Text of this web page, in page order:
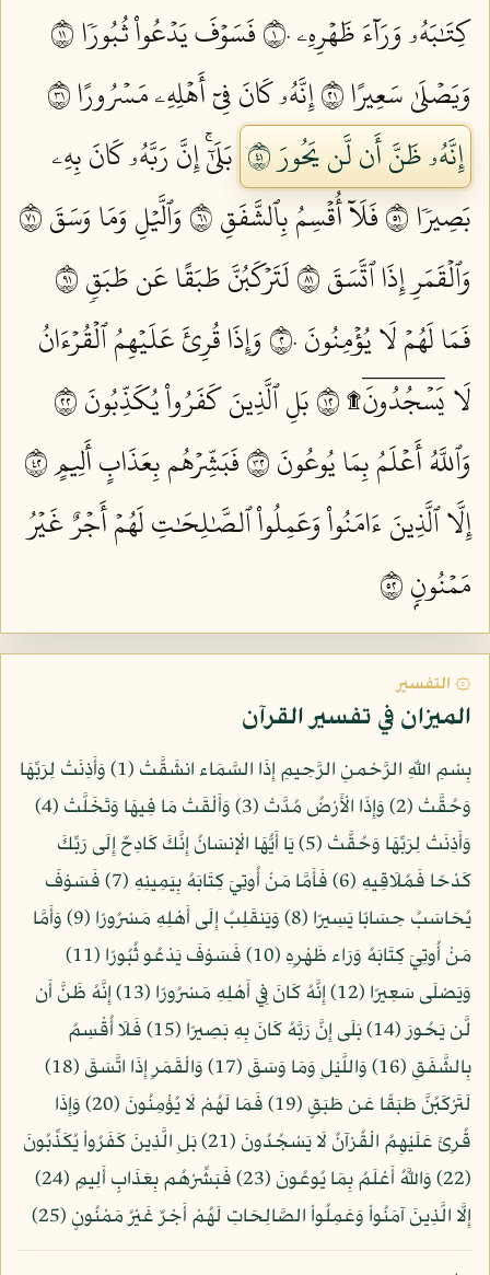
كِتَٰبَهُۥ وَرَآءَ ظَهۡرِهِۦ ١٠
فَسَوۡفَ يَدۡعُواْ ثُبُورٗا ١١
وَيَصۡلَىٰ سَعِيرًا ١٢
إِنَّهُۥ كَانَ فِيٓ أَهۡلِهِۦ مَسۡرُورًا ١٣
إِنَّهُۥ ظَنَّ أَن لَّن يَحُورَ ١٤
بَلَىٰٓۚ إِنَّ رَبَّهُۥ كَانَ بِهِۦ
بَصِيرٗا ١٥
فَلَآ أُقۡسِمُ بِٱلشَّفَقِ ١٦
وَٱلَّيۡلِ وَمَا وَسَقَ ١٧
وَٱلۡقَمَرِ إِذَا ٱتَّسَقَ ١٨
لَتَرۡكَبُنَّ طَبَقًا عَن طَبَقٖ ١٩
فَمَا لَهُمۡ لَا يُؤۡمِنُونَ ٢٠
وَإِذَا قُرِئَ عَلَيۡهِمُ ٱلۡقُرۡءَانُ
لَا يَسۡجُدُونَۤ۩ ٢١
بَلِ ٱلَّذِينَ كَفَرُواْ يُكَذِّبُونَ ٢٢
وَٱللَّهُ أَعۡلَمُ بِمَا يُوعُونَ ٢٣
فَبَشِّرۡهُم بِعَذَابٍ أَلِيمٍ ٢٤
إِلَّا ٱلَّذِينَ ءَامَنُواْ وَعَمِلُواْ ٱلصَّٰلِحَٰتِ لَهُمۡ أَجۡرٌ غَيۡرُ
مَمۡنُونِۭ ٢٥
۞ التفسير
الميزان في تفسير القرآن
بِسْمِ اللّهِ الرَّحْمنِ الرَّحِيمِ إِذَا السَّمَاء انشَقَّتْ (1) وَأَذِنَتْ لِرَبِّهَا
وَحُقَّتْ (2) وَإِذَا الْأَرْضُ مُدَّتْ (3) وَأَلْقَتْ مَا فِيهَا وَتَخَلَّتْ (4)
وَأَذِنَتْ لِرَبِّهَا وَحُقَّتْ (5) يَا أَيُّهَا الْإِنسَانُ إِنَّكَ كَادِحٌ إِلَى رَبِّكَ
كَدْحًا فَمُلَاقِيهِ (6) فَأَمَّا مَنْ أُوتِيَ كِتَابَهُ بِيَمِينِهِ (7) فَسَوْفَ
يُحَاسَبُ حِسَابًا يَسِيرًا (8) وَيَنقَلِبُ إِلَى أَهْلِهِ مَسْرُورًا (9) وَأَمَّا
مَنْ أُوتِيَ كِتَابَهُ وَرَاء ظَهْرِهِ (10) فَسَوْفَ يَدْعُو ثُبُورًا (11)
وَيَصْلَى سَعِيرًا (12) إِنَّهُ كَانَ فِي أَهْلِهِ مَسْرُورًا (13) إِنَّهُ ظَنَّ أَن
لَّن يَحُورَ (14) بَلَى إِنَّ رَبَّهُ كَانَ بِهِ بَصِيرًا (15) فَلَا أُقْسِمُ
بِالشَّفَقِ (16) وَاللَّيْلِ وَمَا وَسَقَ (17) وَالْقَمَرِ إِذَا اتَّسَقَ (18)
لَتَرْكَبُنَّ طَبَقًا عَن طَبَقٍ (19) فَمَا لَهُمْ لَا يُؤْمِنُونَ (20) وَإِذَا
قُرِئَ عَلَيْهِمُ الْقُرْآنُ لَا يَسْجُدُونَ (21) بَلِ الَّذِينَ كَفَرُواْ يُكَذِّبُونَ
(22) وَاللَّهُ أَعْلَمُ بِمَا يُوعُونَ (23) فَبَشِّرْهُم بِعَذَابٍ أَلِيمٍ (24)
إِلَّا الَّذِينَ آمَنُواْ وَعَمِلُواْ الصَّالِحَاتِ لَهُمْ أَجْرٌ غَيْرُ مَمْنُونٍ (25)